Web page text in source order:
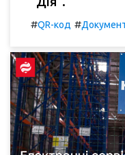
#QR-код #